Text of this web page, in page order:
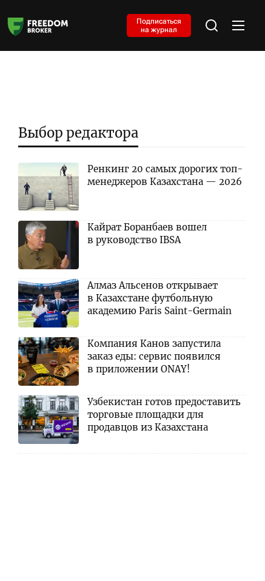
Подписаться
на журнал
Выбор редактора
Ренкинг 20 самых дорогих топ-
менеджеров Казахстана — 2026
Кайрат Боранбаев вошел
в руководство IBSA
Алмаз Альсенов открывает
в Казахстане футбольную
академию Paris Saint-Germain
Компания Канов запустила
заказ еды: сервис появился
в приложении ONAY!
Узбекистан готов предоставить
торговые площадки для
продавцов из Казахстана